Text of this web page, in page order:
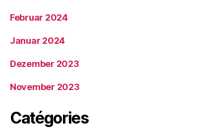
Februar 2024
Januar 2024
Dezember 2023
November 2023
Catégories